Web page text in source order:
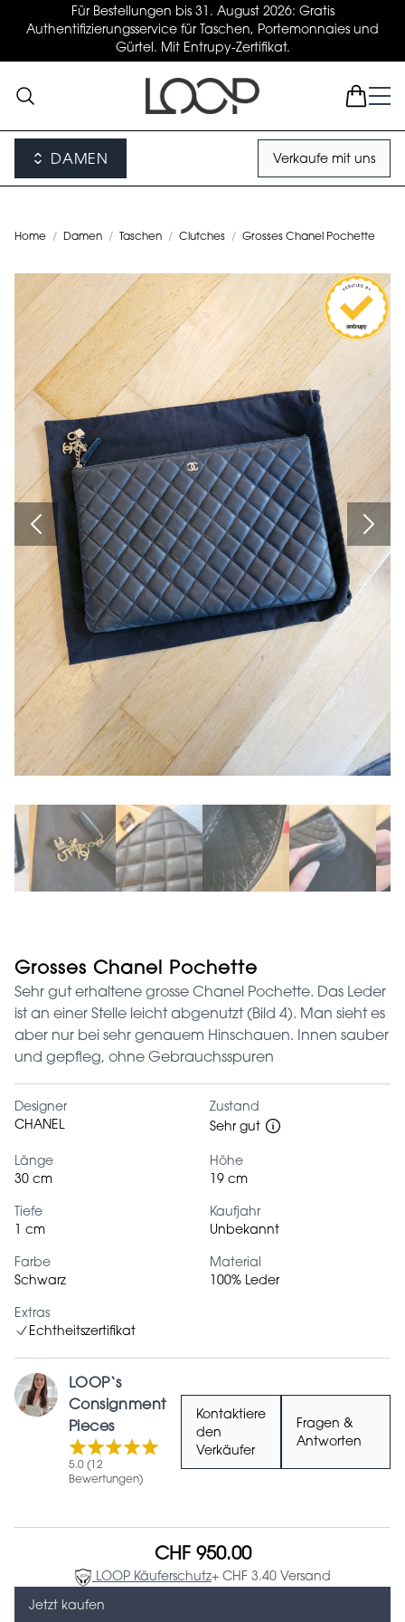
Für Bestellungen bis 31. August 2026: Gratis
Authentifizierungsservice für Taschen, Portemonnaies und
Gürtel. Mit Entrupy-Zertifikat.
DAMEN Verkaufe mit uns
Home / Damen / Taschen / Clutches / Grosses Chanel Pochette
Grosses Chanel Pochette
Sehr gut erhaltene grosse Chanel Pochette. Das Leder
ist an einer Stelle leicht abgenutzt (Bild 4). Man sieht es
aber nur bei sehr genauem Hinschauen. Innen sauber
und gepfleg, ohne Gebrauchsspuren
Designer
CHANEL
Zustand
Sehr gut
Länge
30 cm
Höhe
19 cm
Tiefe
1 cm
Kaufjahr
Unbekannt
Farbe
Schwarz
Material
100% Leder
Extras
Echtheitszertifikat
LOOP‘s
Consignment
Pieces
5.0 (12
Bewertungen)
Kontaktiere
den
Verkäufer
Fragen &
Antworten
CHF 950.00
LOOP Käuferschutz+ CHF 3.40 Versand
Jetzt kaufen